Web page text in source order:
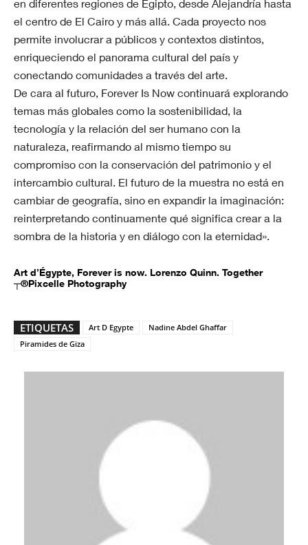
en diferentes regiones de Egipto, desde Alejandría hasta
el centro de El Cairo y más allá. Cada proyecto nos
permite involucrar a públicos y contextos distintos,
enriqueciendo el panorama cultural del país y
conectando comunidades a través del arte.
De cara al futuro, Forever Is Now continuará explorando
temas más globales como la sostenibilidad, la
tecnología y la relación del ser humano con la
naturaleza, reafirmando al mismo tiempo su
compromiso con la conservación del patrimonio y el
intercambio cultural. El futuro de la muestra no está en
cambiar de geografía, sino en expandir la imaginación:
reinterpretando continuamente qué significa crear a la
sombra de la historia y en diálogo con la eternidad».
Art d’Égypte, Forever is now. Lorenzo Quinn. Together
┬®Pixcelle Photography
ETIQUETAS Art D Egypte
Nadine Abdel Ghaffar
Piramides de Giza